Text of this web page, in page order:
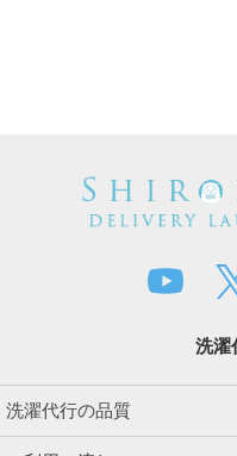
洗濯
洗濯代行の品質